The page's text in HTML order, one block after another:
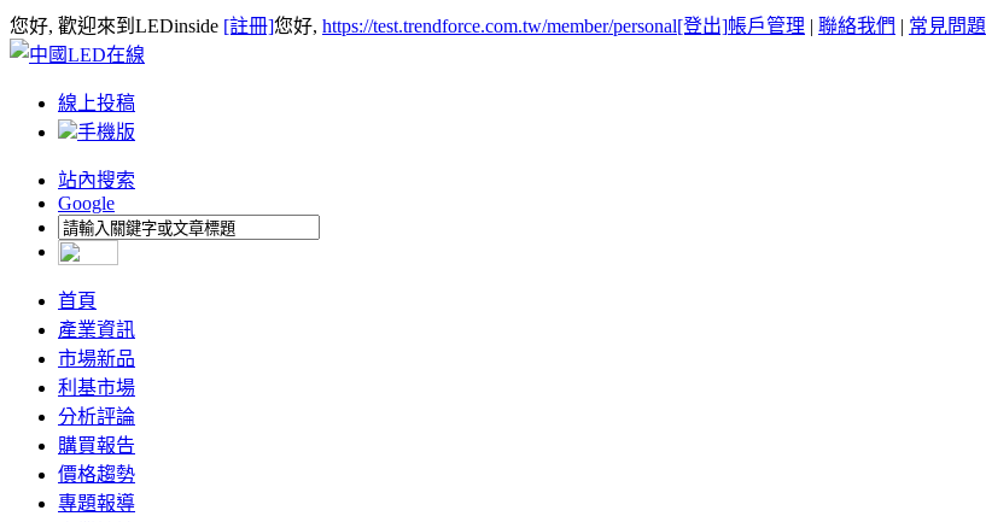
您好, 歡迎來到LEDinside [註冊]您好, https://test.trendforce.com.tw/member/personal[登出]帳戶管理 | 聯絡我們 | 常見問題
線上投稿
手機版
站內搜索
Google
首頁
產業資訊
市場新品
利基市場
分析評論
購買報告
價格趨勢
專題報導